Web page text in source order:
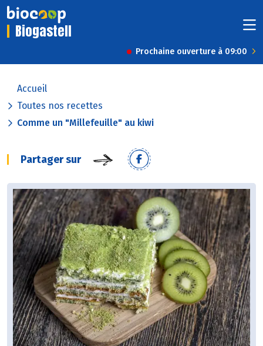
Biogastell
Prochaine ouverture à 09:00
Accueil
Toutes nos recettes
Comme un "Millefeuille" au kiwi
Partager sur